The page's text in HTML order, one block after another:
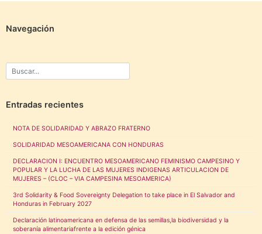
Navegación
Entradas recientes
NOTA DE SOLIDARIDAD Y ABRAZO FRATERNO
SOLIDARIDAD MESOAMERICANA CON HONDURAS
DECLARACION I: ENCUENTRO MESOAMERICANO FEMINISMO CAMPESINO Y
POPULAR Y LA LUCHA DE LAS MUJERES INDIGENAS ARTICULACION DE
MUJERES – (CLOC – VIA CAMPESINA MESOAMERICA)
3rd Solidarity & Food Sovereignty Delegation to take place in El Salvador and
Honduras in February 2027
Declaración latinoamericana en defensa de las semillas,la biodiversidad y la
soberanía alimentariafrente a la edición génica